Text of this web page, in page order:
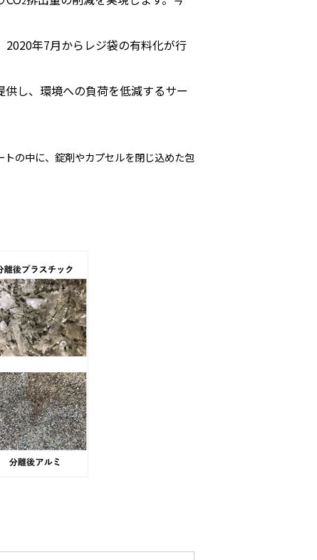
2020年7月からレジ袋の有料化が行
し、環境への負荷を低減するサー
の中に、錠剤やカプセルを閉じ込めた包